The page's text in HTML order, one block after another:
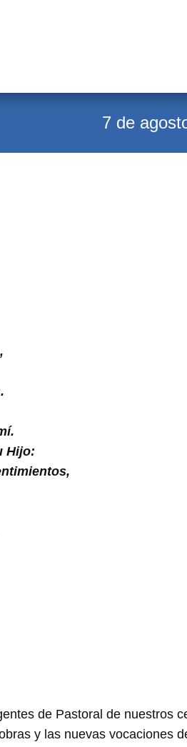
7 de
Hijo:
de Pastoral de nuestros
y las nuevas vocaciones